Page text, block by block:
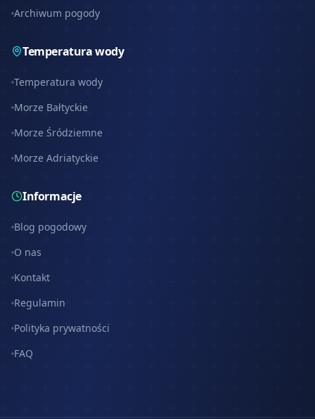
Archiwum pogody
Temperatura wody
Temperatura wody
Morze Bałtyckie
Morze Śródziemne
Morze Adriatyckie
Informacje
Blog pogodowy
O nas
Kontakt
Regulamin
Polityka prywatności
FAQ